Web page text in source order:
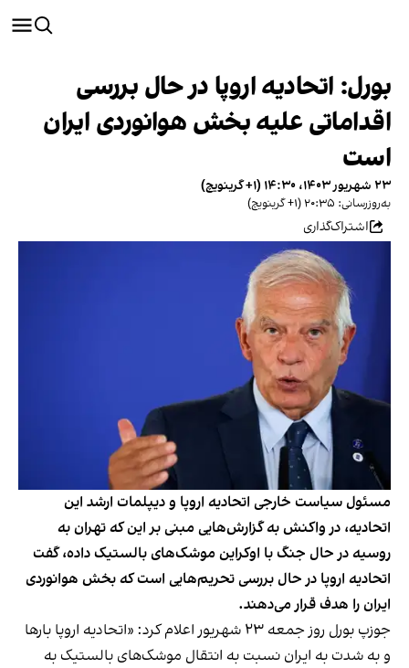
بورل: اتحادیه اروپا در حال بررسی
اقداماتی علیه بخش هوانوردی ایران
است
۲۳ شهریور ۱۴۰۳، ۱۴:۳۰ (‎+۱ گرینویچ)
به‌روزرسانی: ۲۰:۳۵ (‎+۱ گرینویچ)
اشتراک‌گذاری
مسئول سیاست خارجی اتحادیه اروپا و دیپلمات ارشد این
اتحادیه، در واکنش به گزارش‌هایی مبنی بر این که تهران به
روسیه در حال جنگ با اوکراین موشک‌های بالستیک داده، گفت
اتحادیه اروپا در حال بررسی تحریم‌هایی است که بخش هوانوردی
ایران را هدف قرار می‌دهند.
جوزپ بورل روز جمعه ۲۳ شهریور اعلام کرد: «اتحادیه اروپا بارها
و به شدت به ایران نسبت به انتقال موشک‌های بالستیک به